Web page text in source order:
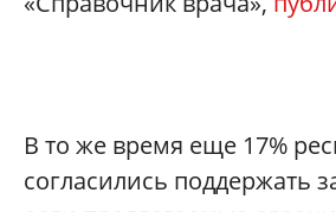
В то же время еще 17%
согласились поддержать